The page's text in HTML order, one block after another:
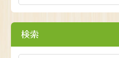
検索